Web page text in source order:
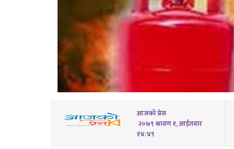
आजको प्रेस
२०७९ श्रावण १, आईतवार
१४:४९